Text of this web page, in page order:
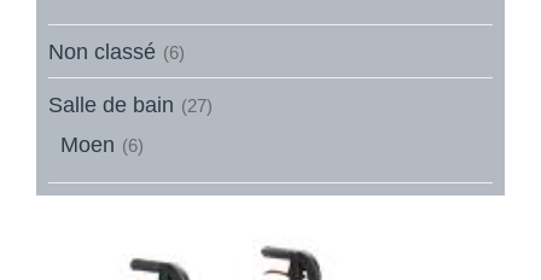
Non classé (6)
Salle de bain (27)
Moen (6)